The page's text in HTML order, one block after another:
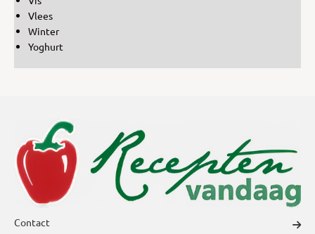
Vlees
Winter
Yoghurt
Contact